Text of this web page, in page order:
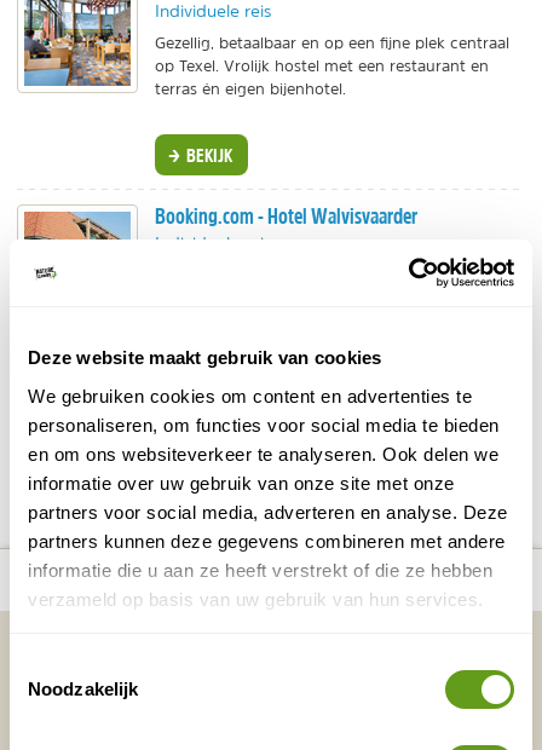
Deze website maakt gebruik van cookies
We gebruiken cookies om content en advertenties te
personaliseren, om functies voor social media te bieden
en om ons websiteverkeer te analyseren. Ook delen we
informatie over uw gebruik van onze site met onze
partners voor social media, adverteren en analyse. Deze
partners kunnen deze gegevens combineren met andere
informatie die u aan ze heeft verstrekt of die ze hebben
verzameld op basis van uw gebruik van hun services.
Noodzakelijk
Individuele reis
Gezellig, betaalbaar en op een fijne plek centraal
op Texel. Vrolijk hostel met een restaurant en
terras én eigen bijenhotel.
BEKIJK
Booking.com - Hotel Walvisvaarder
Individuele reis
Eco-gecertificeerd hotel, precies in het midden
BEKIJK
Deel deze pagina! DELEN OP FACEBOOK
DELEN OP XDELEN VIA DE MAIL
DELEN OP PINTEREST
DELEN OP
number_of_trips:
3 Bekijk alle reizen naar Wadlopen Bekijk kaart
Voornaam